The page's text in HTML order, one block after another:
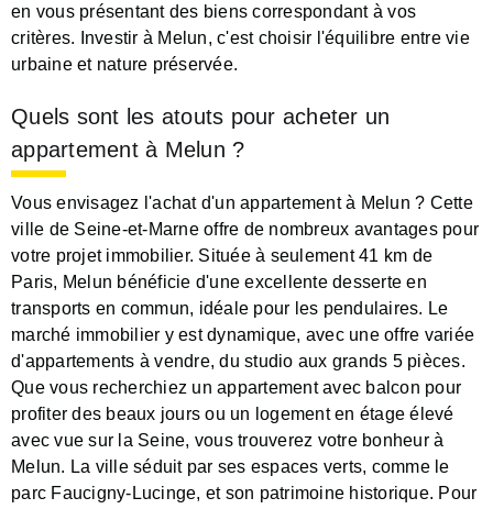
en vous présentant des biens correspondant à vos
critères. Investir à Melun, c'est choisir l'équilibre entre vie
urbaine et nature préservée.
Quels sont les atouts pour acheter un
appartement à Melun ?
Vous envisagez l'achat d'un appartement à Melun ? Cette
ville de Seine-et-Marne offre de nombreux avantages pour
votre projet immobilier. Située à seulement 41 km de
Paris, Melun bénéficie d'une excellente desserte en
transports en commun, idéale pour les pendulaires. Le
marché immobilier y est dynamique, avec une offre variée
d'appartements à vendre, du studio aux grands 5 pièces.
Que vous recherchiez un appartement avec balcon pour
profiter des beaux jours ou un logement en étage élevé
avec vue sur la Seine, vous trouverez votre bonheur à
Melun. La ville séduit par ses espaces verts, comme le
parc Faucigny-Lucinge, et son patrimoine historique. Pour